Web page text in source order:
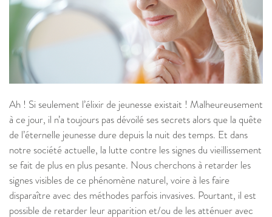
Ah ! Si seulement l’élixir de jeunesse existait ! Malheureusement
à ce jour, il n’a toujours pas dévoilé ses secrets alors que la quête
de l’éternelle jeunesse dure depuis la nuit des temps. Et dans
notre société actuelle, la lutte contre les signes du vieillissement
se fait de plus en plus pesante. Nous cherchons à retarder les
signes visibles de ce phénomène naturel, voire à les faire
disparaître avec des méthodes parfois invasives. Pourtant, il est
possible de retarder leur apparition et/ou de les atténuer avec